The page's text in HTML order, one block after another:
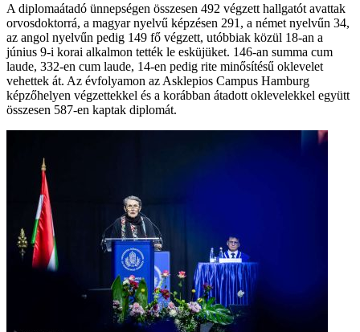
A diplomaátadó ünnepségen összesen 492 végzett hallgatót avattak
orvosdoktorrá, a magyar nyelvű képzésen 291, a német nyelvűn 34,
az angol nyelvűn pedig 149 fő végzett, utóbbiak közül 18-an a
június 9-i korai alkalmon tették le esküjüket. 146-an summa cum
laude, 332-en cum laude, 14-en pedig rite minősítésű oklevelet
vehettek át. Az évfolyamon az Asklepios Campus Hamburg
képzőhelyen végzettekkel és a korábban átadott oklevelekkel együtt
összesen 587-en kaptak diplomát.